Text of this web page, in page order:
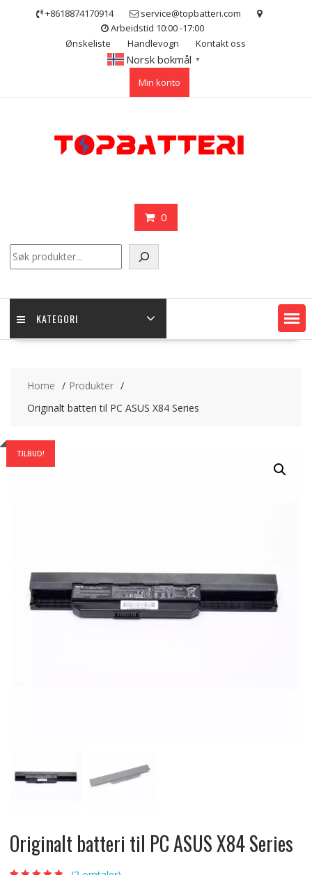
+8618874170914
service@topbatteri.com
Arbeidstid 10:00 -17:00
Ønskeliste
Handlevogn Kontakt oss
Norsk bokmål ▼
Min konto
0
KATEGORI
Home
Produkter
Originalt batteri til PC ASUS X84 Series
TILBUD!
Originalt batteri til PC ASUS X84 Series